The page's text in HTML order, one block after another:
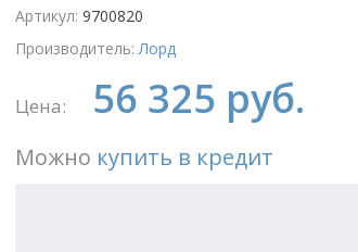
Артикул:9700820
Производитель:Лорд
Цена: 56 325 руб.
Можно купить в кредит